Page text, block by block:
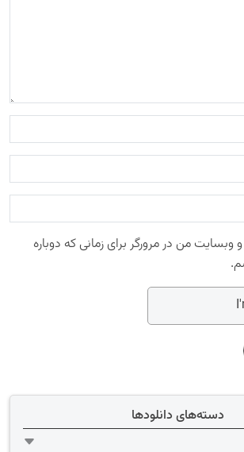
وبسایت من در مرورگر برای زمانی که دوباره
دسته‌های دانلودها